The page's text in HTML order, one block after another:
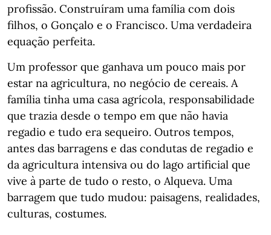
profissão. Construíram uma família com dois
filhos, o Gonçalo e o Francisco. Uma verdadeira
equação perfeita.
Um professor que ganhava um pouco mais por
estar na agricultura, no negócio de cereais. A
família tinha uma casa agrícola, responsabilidade
que trazia desde o tempo em que não havia
regadio e tudo era sequeiro. Outros tempos,
antes das barragens e das condutas de regadio e
da agricultura intensiva ou do lago artificial que
vive à parte de tudo o resto, o Alqueva. Uma
barragem que tudo mudou: paisagens, realidades,
culturas, costumes.